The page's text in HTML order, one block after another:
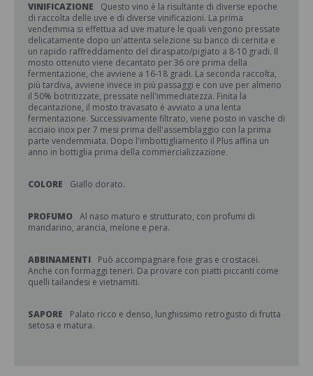
VINIFICAZIONE
Questo vino è la risultante di diverse epoche
di raccolta delle uve e di diverse vinificazioni. La prima
vendemmia si effettua ad uve mature le quali vengono pressate
delicatamente dopo un'attenta selezione su banco di cernita e
un rapido raffreddamento del diraspato/pigiato a 8-10 gradi. Il
mosto ottenuto viene decantato per 36 ore prima della
fermentazione, che avviene a 16-18 gradi. La seconda raccolta,
più tardiva, avviene invece in più passaggi e con uve per almeno
il 50% botritizzate, pressate nell'immediatezza. Finita la
decantazione, il mosto travasato è avviato a una lenta
fermentazione. Successivamente filtrato, viene posto in vasche di
acciaio inox per 7 mesi prima dell'assemblaggio con la prima
parte vendemmiata. Dopo l'imbottigliamento il Plus affina un
anno in bottiglia prima della commercializzazione.
COLORE Giallo dorato.
PROFUMO Al naso maturo e strutturato, con profumi di
mandarino, arancia, melone e pera.
ABBINAMENTI
Può accompagnare foie gras e crostacei.
Anche con formaggi teneri. Da provare con piatti piccanti come
quelli tailandesi e vietnamiti.
SAPORE
Palato ricco e denso, lunghissimo retrogusto di frutta
setosa e matura.